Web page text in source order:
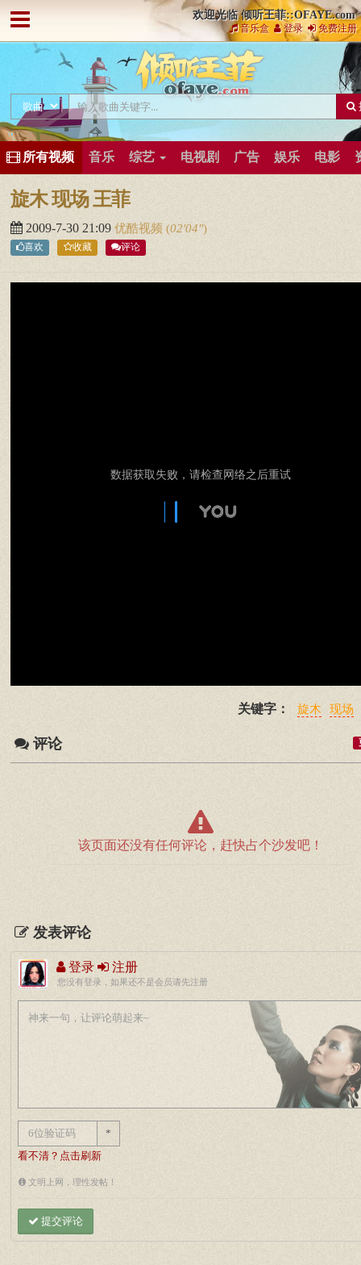
欢迎光临 倾听王菲::OFAYE.com
音乐盒 登录 免费注册
所有视频 音乐 综艺 电视剧 广告 娱乐 电影
旋木 现场 王菲
2009-7-30 21:09 优酷视频 (02′04″)
喜欢 收藏 评论
数据获取失败，请检查网络之后重试
关键字： 旋木 现场
评论
该页面还没有任何评论，赶快占个沙发吧！
发表评论
登录 注册
您没有登录，如果还不是会员请先注册
*
看不清？点击刷新
文明上网，理性发帖！
提交评论